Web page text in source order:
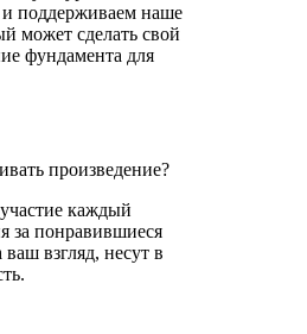
поддерживаем наше
может сделать свой
фундамента для
произведение?
каждый
за понравившиеся
взгляд, несут в